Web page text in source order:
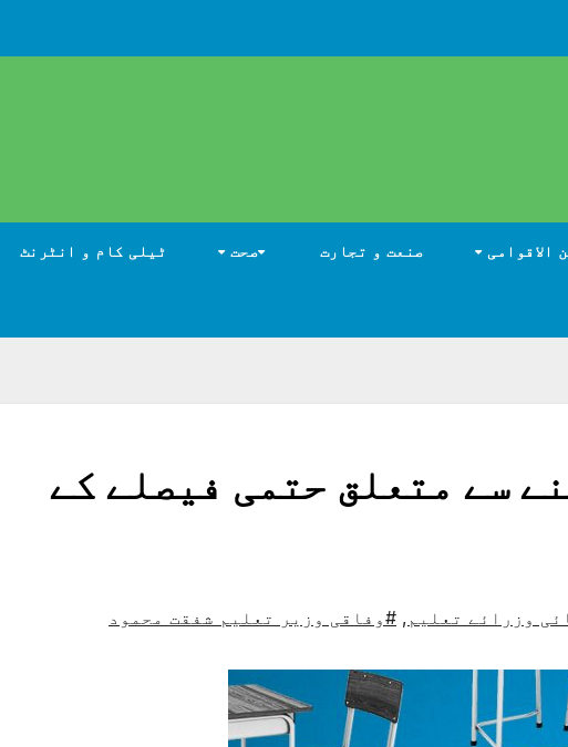
الاقوامی صنعت و تجارت صحت ٹیلی کام و انٹرنٹ
سے متعلق حتمی فیصلے کے
وزرائے تعلیم , #وفاقی وزیر تعلیم شفقت محمود